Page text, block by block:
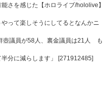
さを感じた【ホロライブ/hololive】
って楽しそうにしてるとなんかニ
壺議員が58人、裏金議員は21人 も
分に減らします」 [271912485]